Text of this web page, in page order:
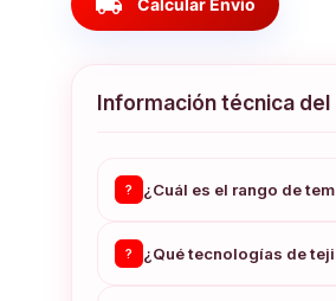
Calcular Envío
Información técnica
? ¿Cuál es el rango de
? ¿Qué tecnologías de